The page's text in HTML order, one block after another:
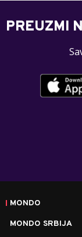
PREUZMI
MONDO
MONDO SRBIJA